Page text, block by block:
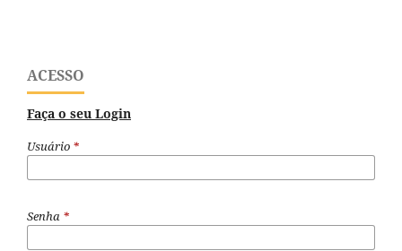
ACESSO
Faça o seu Login
Usuário *
Senha *